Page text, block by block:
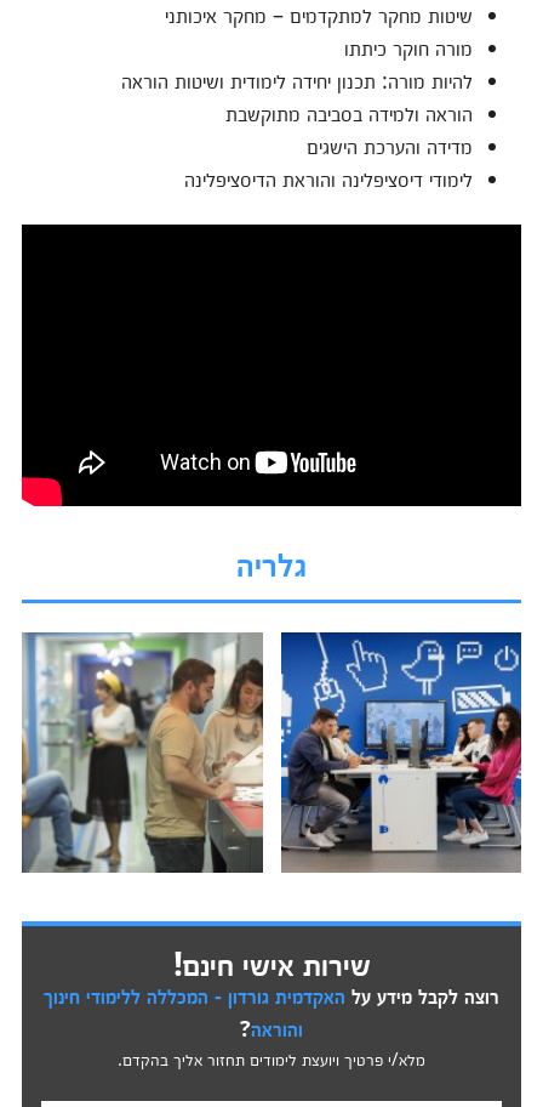
שיטות מחקר למתקדמים – מחקר איכותני
מורה חוקר כיתתו
להיות מורה: תכנון יחידה לימודית ושיטות הוראה
הוראה ולמידה בסביבה מתוקשבת
מדידה והערכת הישגים
לימודי דיסציפלינה והוראת הדיסציפלינה
גלריה
שירות אישי חינם!
רוצה לקבל מידע על האקדמית גורדון - המכללה ללימודי חינוך
והוראה?
מלא/י פרטיך ויועצת לימודים תחזור אליך בהקדם.